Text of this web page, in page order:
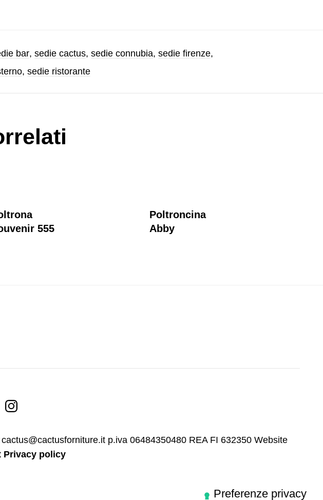
bar, sedie cactus, sedie connubia, sedie firenze,
, sedie ristorante
555
Poltroncina
Abby
p.iva 06484350480 REA FI 632350 Website
Privacy policy